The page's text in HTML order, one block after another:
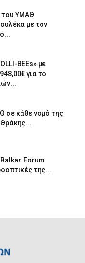
του ΥΜΑΘ
με τον
BEEs» με
για το
σε κάθε νομό της
Forum
της...